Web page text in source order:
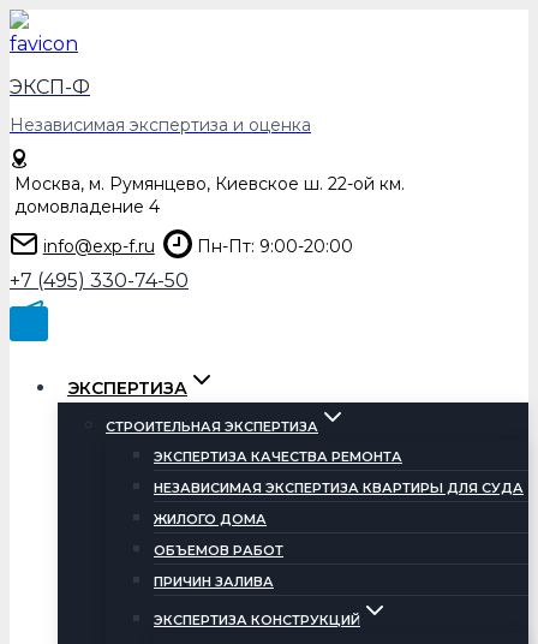
Перейти
к
содержимому
ЭКСП-Ф
Независимая экспертиза и оценка
Москва, м. Румянцево, Киевское ш. 22-ой км.
домовладение 4
info@exp-f.ru
Пн-Пт: 9:00-20:00
+7 (495) 330-74-50
ЭКСПЕРТИЗА
СТРОИТЕЛЬНАЯ ЭКСПЕРТИЗА
ЭКСПЕРТИЗА КАЧЕСТВА РЕМОНТА
НЕЗАВИСИМАЯ ЭКСПЕРТИЗА КВАРТИРЫ ДЛЯ СУДА
ЖИЛОГО ДОМА
ОБЪЕМОВ РАБОТ
ПРИЧИН ЗАЛИВА
ЭКСПЕРТИЗА КОНСТРУКЦИЙ